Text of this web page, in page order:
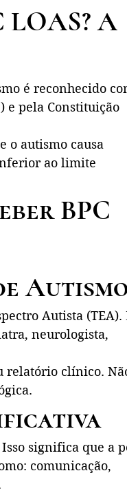
A
é reconhecido
e pela Constituição
o autismo causa
ao limite
BPC
Autista (TEA).
neurologista,
relatório clínico.
significa que a
comunicação,